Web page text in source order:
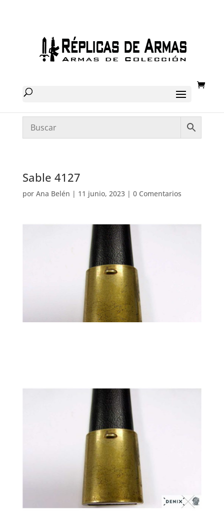
Sable 4127
por Ana Belén | 11 junio, 2023| 0 Comentarios